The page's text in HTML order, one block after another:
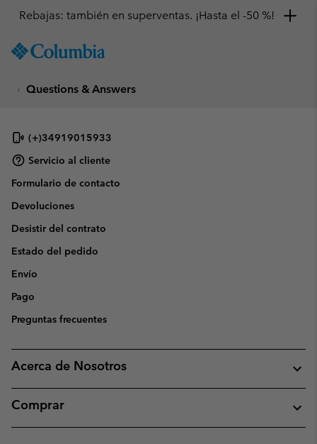
TO
SKIP
NAV
SKIP
SEARCH
Rebajas: también en superventas. ¡Hasta el -50 %!
Questions & Answers
(+)34919015933
Servicio al cliente
Formulario de contacto
Devoluciones
Desistir del contrato
Estado del pedido
Envío
Pago
Preguntas frecuentes
Acerca de Nosotros
Comprar